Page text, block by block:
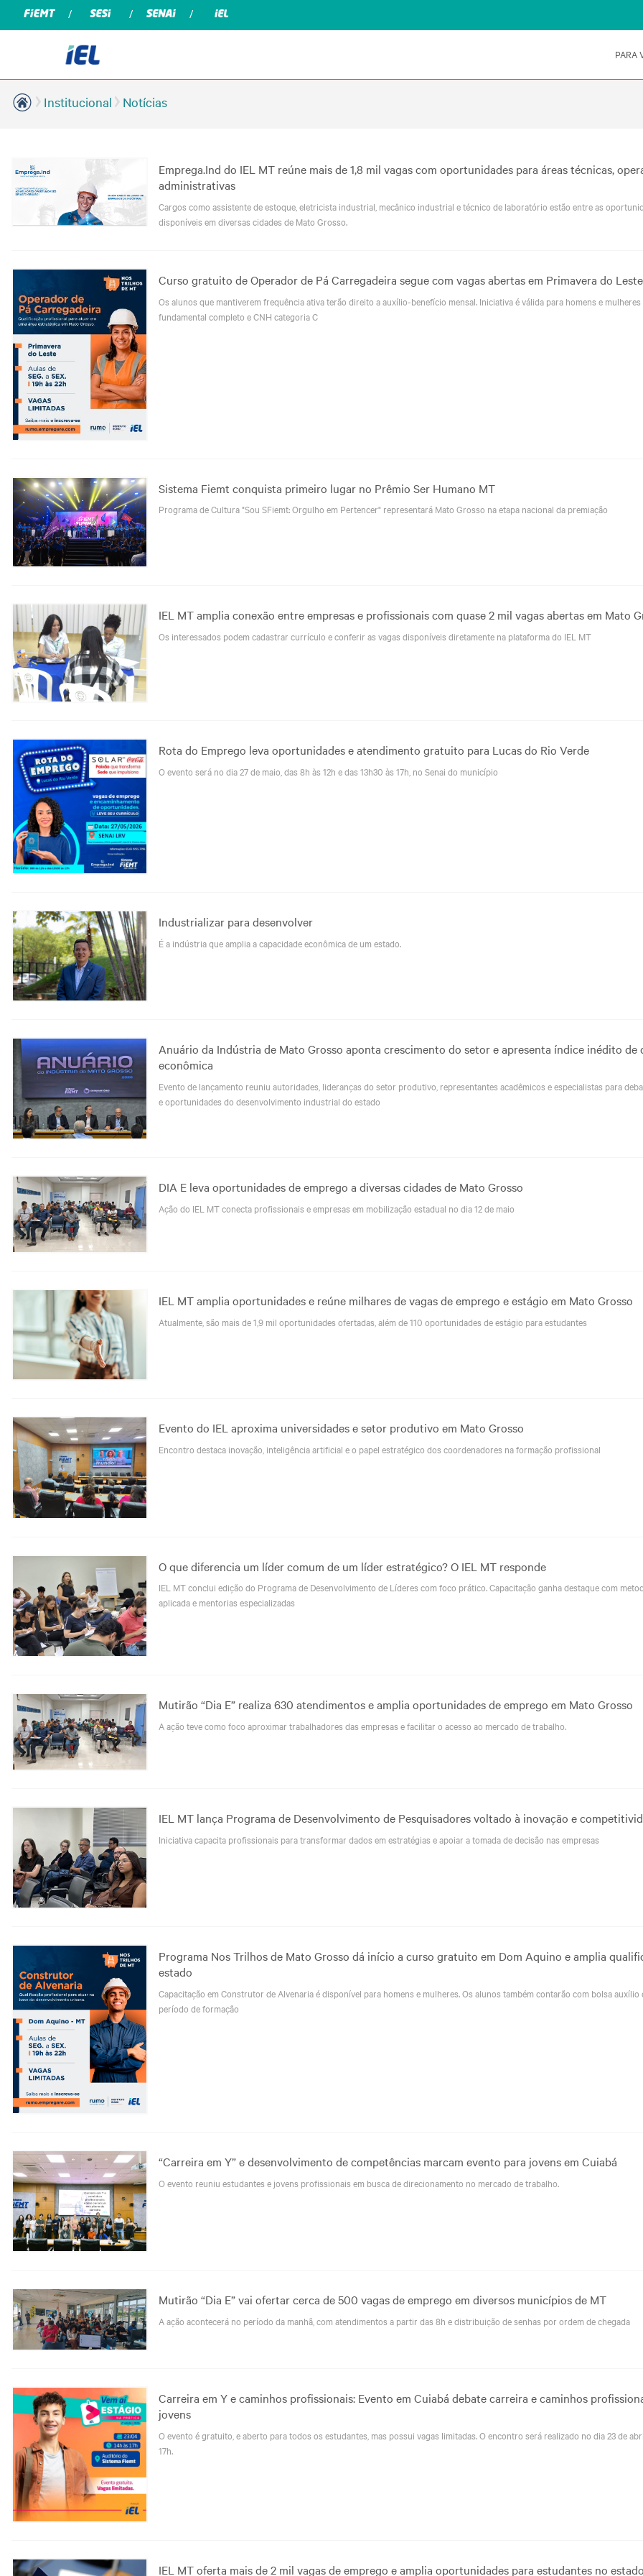
PARA
Institucional Notícias
Emprega.Ind do IEL MT reúne mais de 1,8 mil vagas com oportunidades para áreas técnicas,
administrativas
Cargos como assistente de estoque, eletricista industrial, mecânico industrial e técnico de laboratório estão entre as
disponíveis em diversas cidades de Mato Grosso.
Curso gratuito de Operador de Pá Carregadeira segue com vagas abertas em Primavera do Leste
Os alunos que mantiverem frequência ativa terão direito a auxílio-benefício mensal. Iniciativa é válida para homens e
fundamental completo e CNH categoria C
Sistema Fiemt conquista primeiro lugar no Prêmio Ser Humano MT
Programa de Cultura "Sou SFiemt: Orgulho em Pertencer" representará Mato Grosso na etapa nacional da premiação
IEL MT amplia conexão entre empresas e profissionais com quase 2 mil vagas abertas em Mato
Os interessados podem cadastrar currículo e conferir as vagas disponíveis diretamente na plataforma do IEL MT
Rota do Emprego leva oportunidades e atendimento gratuito para Lucas do Rio Verde
O evento será no dia 27 de maio, das 8h às 12h e das 13h30 às 17h, no Senai do município
Industrializar para desenvolver
É a indústria que amplia a capacidade econômica de um estado.
Anuário da Indústria de Mato Grosso aponta crescimento do setor e apresenta índice inédito de
econômica
Evento de lançamento reuniu autoridades, lideranças do setor produtivo, representantes acadêmicos e especialistas para
e oportunidades do desenvolvimento industrial do estado
DIA E leva oportunidades de emprego a diversas cidades de Mato Grosso
Ação do IEL MT conecta profissionais e empresas em mobilização estadual no dia 12 de maio
IEL MT amplia oportunidades e reúne milhares de vagas de emprego e estágio em Mato Grosso
Atualmente, são mais de 1,9 mil oportunidades ofertadas, além de 110 oportunidades de estágio para estudantes
Evento do IEL aproxima universidades e setor produtivo em Mato Grosso
Encontro destaca inovação, inteligência artificial e o papel estratégico dos coordenadores na formação profissional
O que diferencia um líder comum de um líder estratégico? O IEL MT responde
IEL MT conclui edição do Programa de Desenvolvimento de Líderes com foco prático. Capacitação ganha destaque com
aplicada e mentorias especializadas
Mutirão “Dia E” realiza 630 atendimentos e amplia oportunidades de emprego em Mato Grosso
A ação teve como foco aproximar trabalhadores das empresas e facilitar o acesso ao mercado de trabalho.
IEL MT lança Programa de Desenvolvimento de Pesquisadores voltado à inovação e
Iniciativa capacita profissionais para transformar dados em estratégias e apoiar a tomada de decisão nas empresas
Programa Nos Trilhos de Mato Grosso dá início a curso gratuito em Dom Aquino e amplia
estado
Capacitação em Construtor de Alvenaria é disponível para homens e mulheres. Os alunos também contarão com bolsa auxílio
período de formação
“Carreira em Y” e desenvolvimento de competências marcam evento para jovens em Cuiabá
O evento reuniu estudantes e jovens profissionais em busca de direcionamento no mercado de trabalho.
Mutirão “Dia E” vai ofertar cerca de 500 vagas de emprego em diversos municípios de MT
A ação acontecerá no período da manhã, com atendimentos a partir das 8h e distribuição de senhas por ordem de chegada
Carreira em Y e caminhos profissionais: Evento em Cuiabá debate carreira e caminhos
jovens
O evento é gratuito, e aberto para todos os estudantes, mas possui vagas limitadas. O encontro será realizado no dia 23 de
17h.
IEL MT oferta mais de 2 mil vagas de emprego e amplia oportunidades para estudantes no